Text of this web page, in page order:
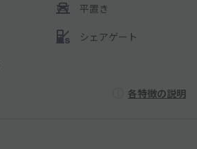
平置き
シェアゲート
各特徴の説明